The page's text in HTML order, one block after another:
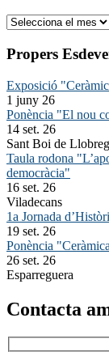
Arxiu
Propers
Exposició
1 juny 26
Ponència "El nou
14 set. 26
Sant Boi de
Taula rodona
democràcia"
16 set. 26
Viladecans
1a Jornada
19 set. 26
Ponència
26 set. 26
Esparreguera
Contacta